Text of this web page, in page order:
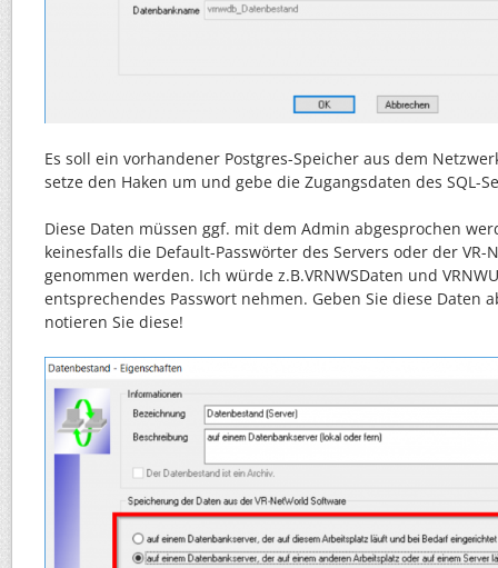
Es soll ein vorhandener Postgres-Speicher aus dem
setze den Haken um und gebe die Zugangsdaten des SQL-
Diese Daten müssen ggf. mit dem Admin abgesprochen
keinesfalls die Default-Passwörter des Servers oder der VR-
genommen werden. Ich würde z.B.VRNWSDaten und
entsprechendes Passwort nehmen. Geben Sie diese Daten
notieren Sie diese!